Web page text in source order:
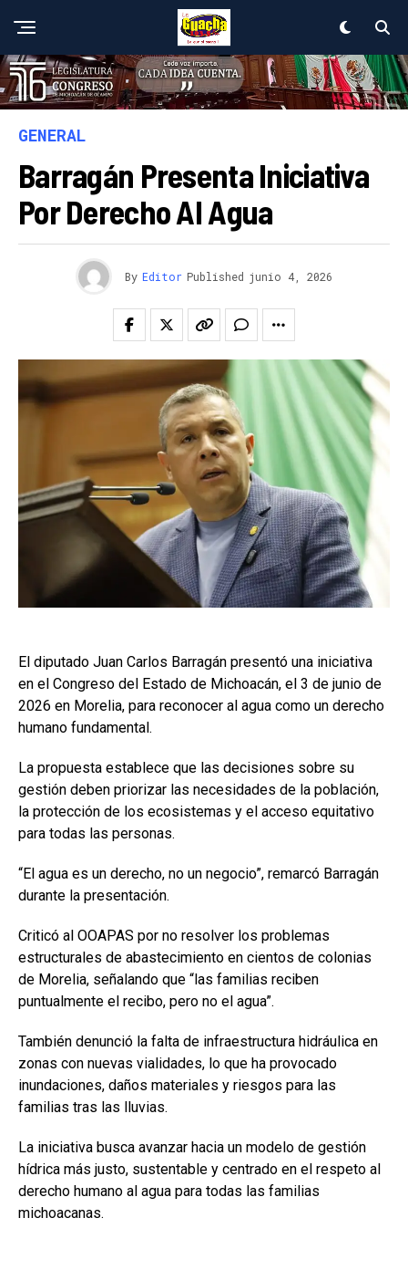
GENERAL
Barragán Presenta Iniciativa
Por Derecho Al Agua
By Editor Published junio 4, 2026
El diputado Juan Carlos Barragán presentó una iniciativa
en el Congreso del Estado de Michoacán, el 3 de junio de
2026 en Morelia, para reconocer al agua como un derecho
humano fundamental.
La propuesta establece que las decisiones sobre su
gestión deben priorizar las necesidades de la población,
la protección de los ecosistemas y el acceso equitativo
para todas las personas.
“El agua es un derecho, no un negocio”, remarcó Barragán
durante la presentación.
Criticó al OOAPAS por no resolver los problemas
estructurales de abastecimiento en cientos de colonias
de Morelia, señalando que “las familias reciben
puntualmente el recibo, pero no el agua”.
También denunció la falta de infraestructura hidráulica en
zonas con nuevas vialidades, lo que ha provocado
inundaciones, daños materiales y riesgos para las
familias tras las lluvias.
La iniciativa busca avanzar hacia un modelo de gestión
hídrica más justo, sustentable y centrado en el respeto al
derecho humano al agua para todas las familias
michoacanas.